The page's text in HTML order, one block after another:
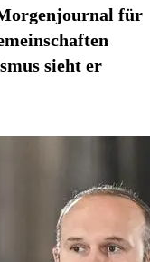
für
sieht er